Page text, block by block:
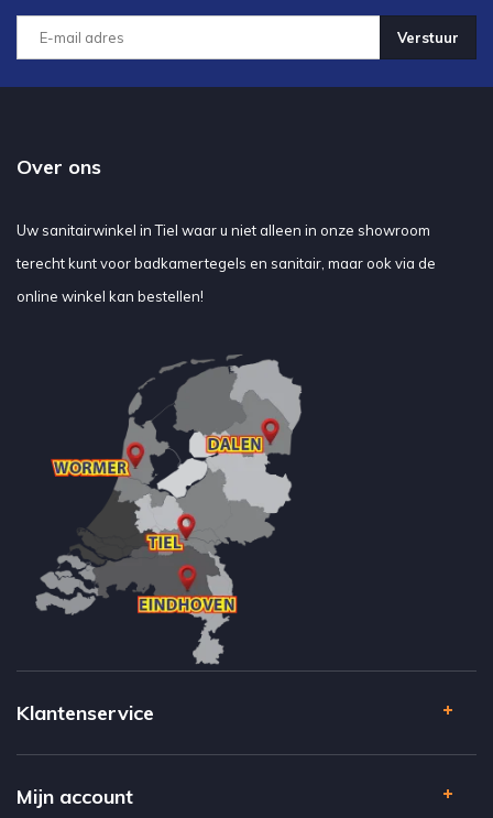
Verstuur
Over ons
Uw sanitairwinkel in Tiel waar u niet alleen in onze showroom
terecht kunt voor badkamertegels en sanitair, maar ook via de
online winkel kan bestellen!
Klantenservice
Mijn account